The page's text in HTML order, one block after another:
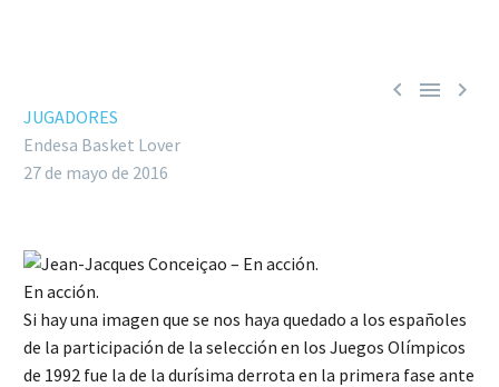
  
JUGADORES
Endesa Basket Lover
27 de mayo de 2016
En acción.
Si hay una imagen que se nos haya quedado a los españoles
de la participación de la selección en los Juegos Olímpicos
de 1992 fue la de la durísima derrota en la primera fase ante